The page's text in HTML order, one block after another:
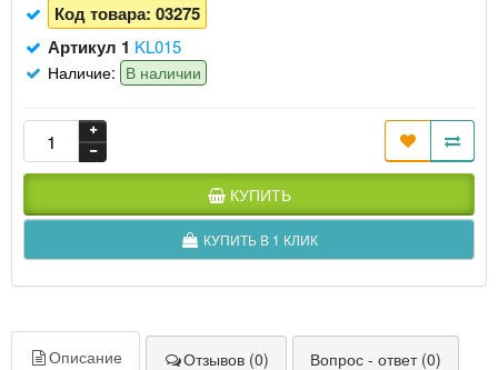
Код товара: 03275
Артикул 1 KL015
Наличие: В наличии
КУПИТЬ
КУПИТЬ В 1 КЛИК
Описание Отзывов (0) Вопрос - ответ (0)